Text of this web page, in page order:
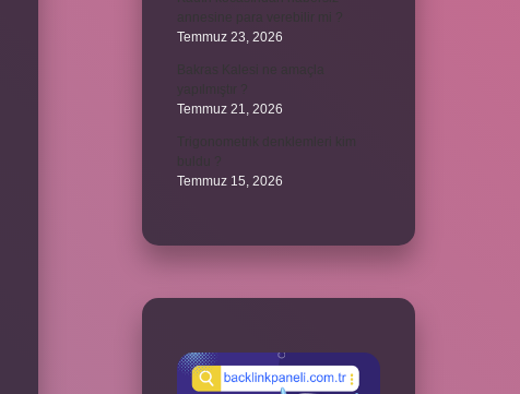
Temmuz 23, 2026
Temmuz 21, 2026
Temmuz 15, 2026